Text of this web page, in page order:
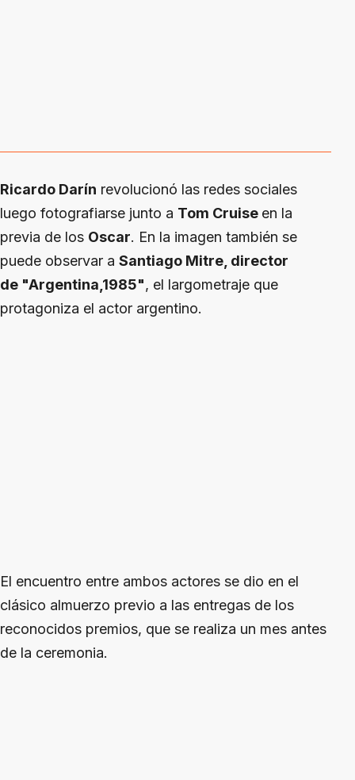
Ricardo Darín revolucionó las redes sociales
luego fotografiarse junto a Tom Cruise en la
previa de los Oscar. En la imagen también se
puede observar a Santiago Mitre, director
de "Argentina,1985", el largometraje que
protagoniza el actor argentino.
El encuentro entre ambos actores se dio en el
clásico almuerzo previo a las entregas de los
reconocidos premios, que se realiza un mes antes
de la ceremonia.